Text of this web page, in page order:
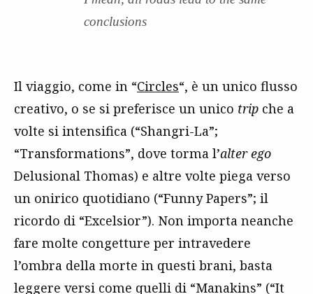
conclusions
Il viaggio, come in “Circles“, è un unico flusso
creativo, o se si preferisce un unico trip che a
volte si intensifica (“Shangri-La”;
“Transformations”, dove torma l’alter ego
Delusional Thomas) e altre volte piega verso
un onirico quotidiano (“Funny Papers”; il
ricordo di “Excelsior”). Non importa neanche
fare molte congetture per intravedere
l’ombra della morte in questi brani, basta
leggere versi come quelli di “Manakins” (“It